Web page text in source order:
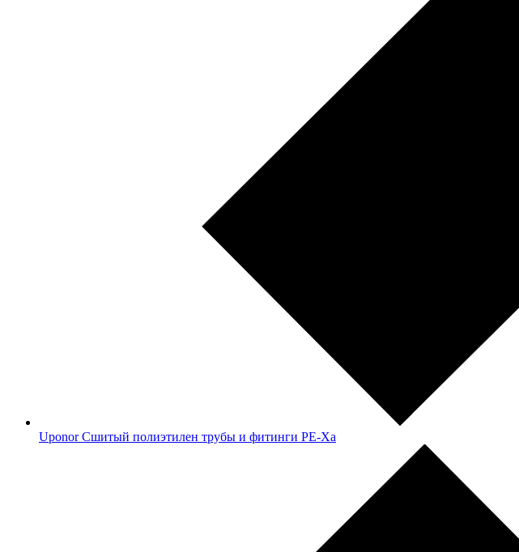
Uponor Сшитый полиэтилен трубы и фитинги PE-Xa